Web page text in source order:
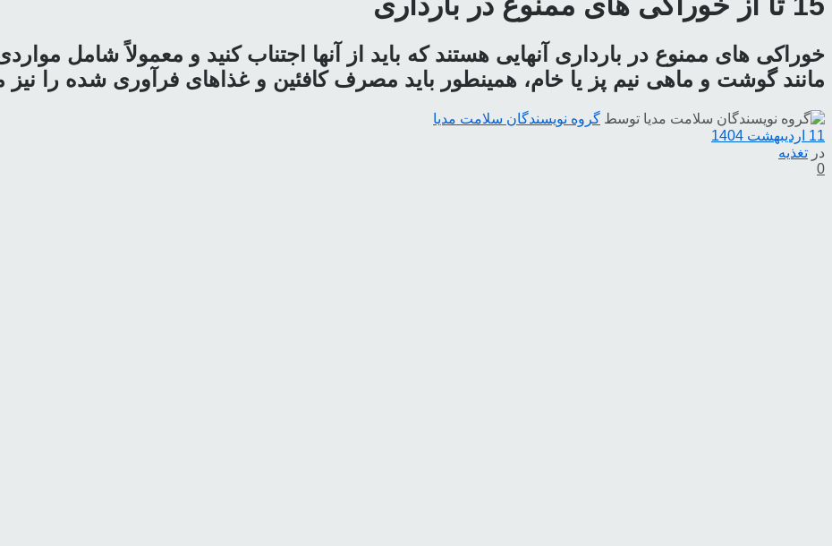
خوراکی های ممنوع در بارداری آنهایی هستند که باید از آنها اجتناب کنید و معمولاً شامل
مانند گوشت و ماهی نیم پز یا خام، همینطور باید مصرف کافئین و غذاهای فرآوری شده را نیز
توسط گروه نویسندگان سلامت مدیا
11 اردیبهشت 1404
در تغذیه
0